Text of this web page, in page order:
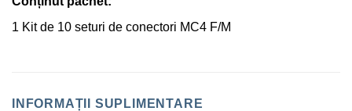
1 Kit de 10 seturi de conectori MC4 F/M
INFORMAȚII SUPLIMENTARE